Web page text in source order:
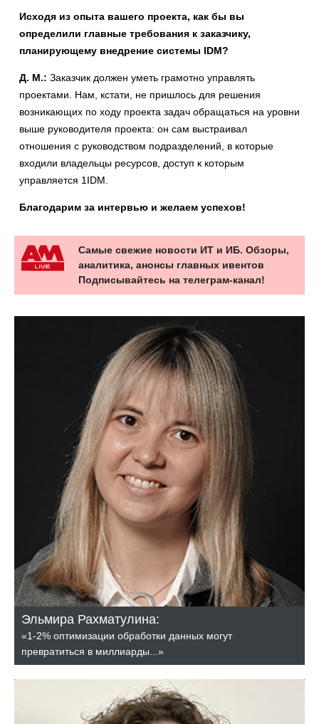
Исходя из опыта вашего проекта, как бы вы
определили главные требования к заказчику,
планирующему внедрение системы IDM?
Д. М.: Заказчик должен уметь грамотно управлять
проектами. Нам, кстати, не пришлось для решения
возникающих по ходу проекта задач обращаться на уровни
выше руководителя проекта: он сам выстраивал
отношения с руководством подразделений, в которые
входили владельцы ресурсов, доступ к которым
управляется 1IDM.
Благодарим за интервью и желаем успехов!
Самые свежие новости ИТ и ИБ. Обзоры,
аналитика, анонсы главных ивентов
Подписывайтесь на телеграм-канал!
Эльмира Рахматулина:
«1-2% оптимизации обработки данных могут
превратиться в миллиарды...»